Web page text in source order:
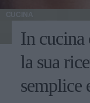
CUCINA
In cucina
la sua
semplice